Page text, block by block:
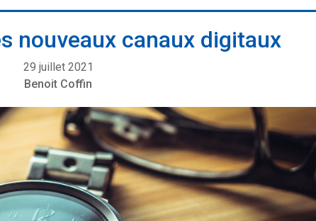
nouveaux canaux digitaux
29 juillet 2021
Benoit Coffin